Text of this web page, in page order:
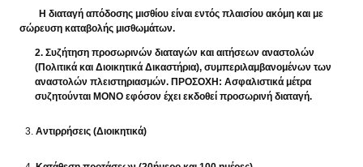
Η διαταγή απόδοσης μισθίου είναι εντός πλαισίου ακόμη και με
σώρευση καταβολής μισθωμάτων.
2. Συζήτηση προσωρινών διαταγών και αιτήσεων αναστολών
(Πολιτικά και Διοικητικά Δικαστήρια), συμπεριλαμβανομένων των
αναστολών πλειστηριασμών. ΠΡΟΣΟΧΗ: Ασφαλιστικά μέτρα
συζητούνται ΜΟΝΟ εφόσον έχει εκδοθεί προσωρινή διαταγή.
Αντιρρήσεις (Διοικητικά)